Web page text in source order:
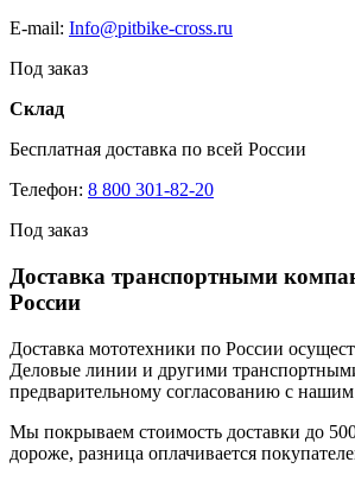
E-mail: Info@pitbike-cross.ru
Под заказ
Склад
Бесплатная доставка по всей России
Телефон: 8 800 301-82-20
Под заказ
Доставка транспортными
России
Доставка мототехники по России
Деловые линии и другими
предварительному согласованию с
Мы покрываем стоимость доставки до
дороже, разница оплачивается